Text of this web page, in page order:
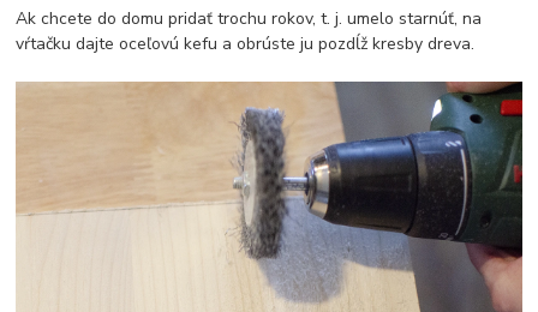
Ak chcete do domu pridať trochu rokov, t. j. umelo starnúť, na
vŕtačku dajte oceľovú kefu a obrúste ju pozdĺž kresby dreva.